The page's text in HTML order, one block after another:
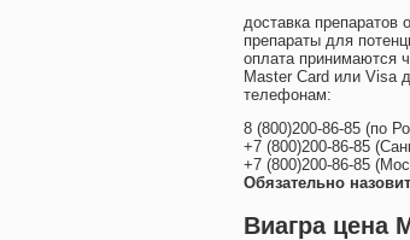
доставка препаратов
препараты для
оплата принимаются
Master Card или Visa
телефонам:
8 (800)200-86-85 (по
+7 (800)200-86-85 (
+7 (800)200-86-85 (
Обязательно
Виагра цена